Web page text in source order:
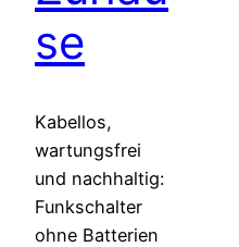
se
Kabellos,
wartungsfrei
und nachhaltig:
Funkschalter
ohne Batterien